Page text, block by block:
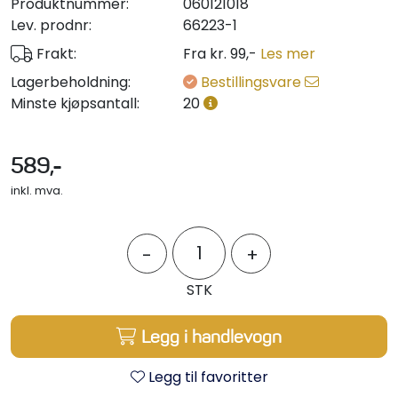
Lev. prodnr:
66223-1
Frakt:
Fra kr. 99,- Les mer
Lagerbeholdning:
Bestillingsvare
Minste kjøpsantall:
20
589,-
inkl. mva.
- +
STK
Legg i handlevogn
Legg til favoritter
Styring/kontroll
Verktøy
Outlet
Motordelsvelger/SONAR
Hydraulisk styring
Motordeler